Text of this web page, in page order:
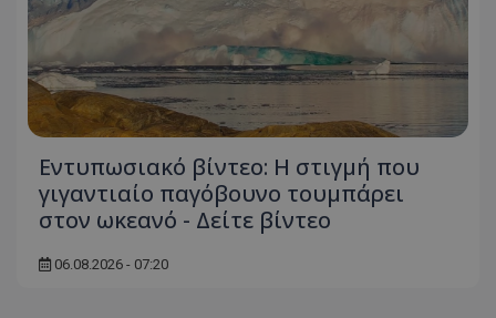
Εντυπωσιακό βίντεο: Η στιγμή που
γιγαντιαίο παγόβουνο τουμπάρει
στον ωκεανό - Δείτε βίντεο
06.08.2026 - 07:20
VISITOR_PRIVACY_METADATA
YouTube
.youtube.com